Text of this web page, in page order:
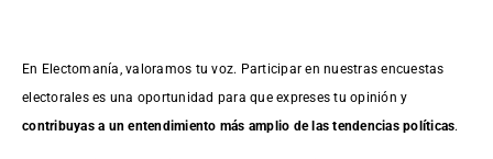
En Electomanía, valoramos tu voz. Participar en nuestras encuestas
electorales es una oportunidad para que expreses tu opinión y
contribuyas a un entendimiento más amplio de las tendencias políticas.